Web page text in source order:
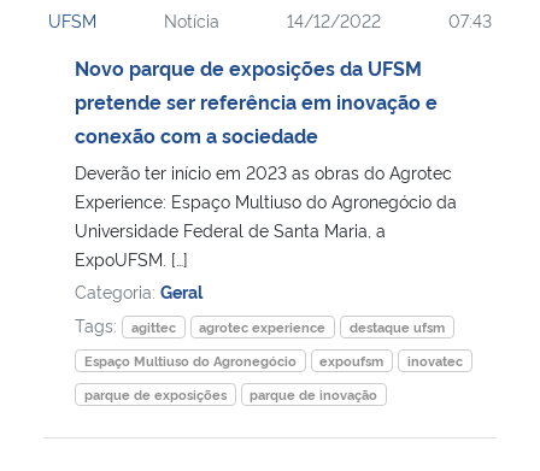
Ministério da Cidadania
Ministério da Saúde
Ministério de Minas e Energia
Ministério da Ciência, Tecnologia, Inovações e Comunicações
Ministério do Meio Ambiente
Ministério do Turismo
Ministério do Desenvolvimento Regional
UFSM Notícia 14/12/2022 07:43
Novo parque de exposições da UFSM
pretende ser referência em inovação e
conexão com a sociedade
Deverão ter início em 2023 as obras do Agrotec
Experience: Espaço Multiuso do Agronegócio da
Universidade Federal de Santa Maria, a
ExpoUFSM. […]
Categoria: Geral
Tags:
agittec agrotec experience
destaque ufsm
Espaço Multiuso do Agronegócio
expoufsm
inovatec
parque de exposições
parque de inovação